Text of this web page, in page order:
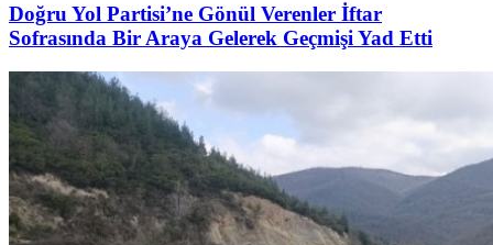
Doğru Yol Partisi’ne Gönül Verenler İftar
Sofrasında Bir Araya Gelerek Geçmişi Yad Etti